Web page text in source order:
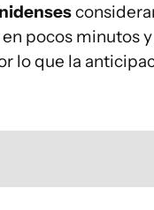
pocos minutos
lo que la